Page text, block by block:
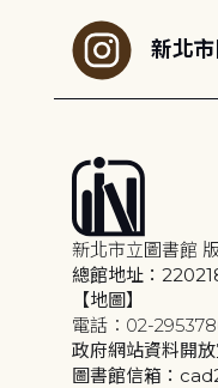
新北
新北市立圖書館
總館地址：
【地圖】
電話：02-
政府網站資料開
圖書館信箱：